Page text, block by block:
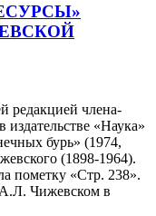
редакцией члена-
«Наука»
бурь» (1974,
(1898-1964).
пометку «Стр. 238».
Чижевском в